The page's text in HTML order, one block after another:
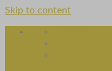
Skip to content